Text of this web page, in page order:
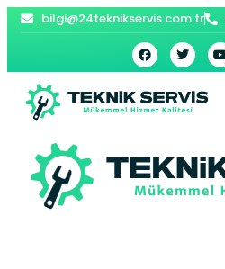
bilgi@24teknikservis.com.tr